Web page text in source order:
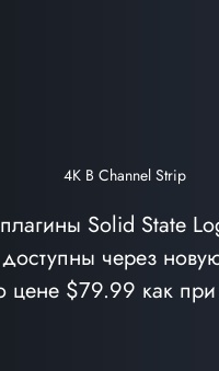
4K B Channel Strip
Solid State
через
цене $79.99 как